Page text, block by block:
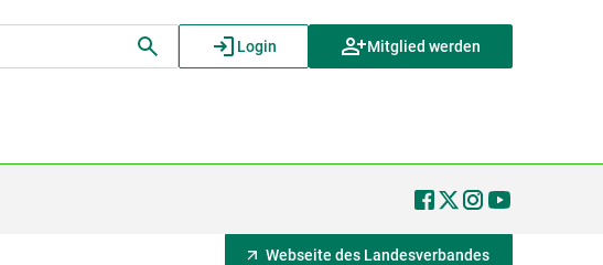
Login Mitglied werden
Webseite des Landesverbandes